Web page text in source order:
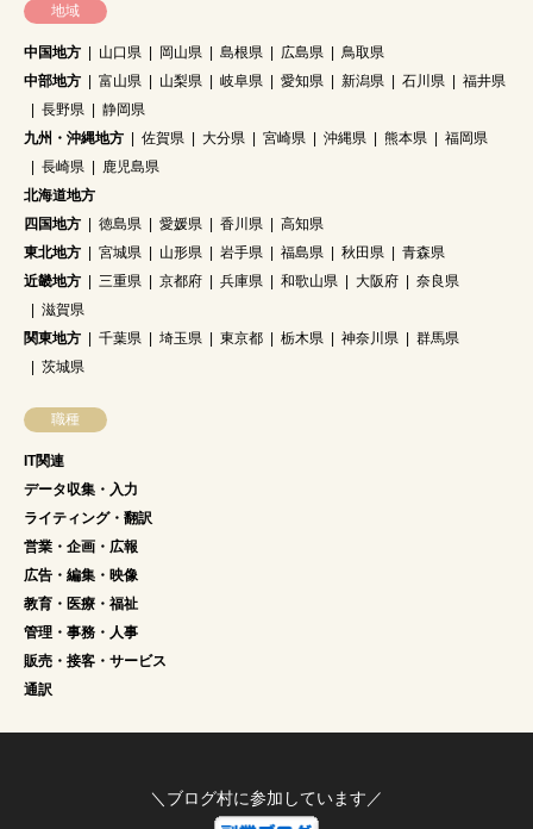
地域
中国地方 山口県 岡山県 島根県 広島県
鳥取県
中部地方
富山県 山梨県 岐阜県 愛知県 新潟県 石川県
福井県
長野県
静岡県
九州・沖縄地方
佐賀県 大分県 宮崎県 沖縄県 熊本県
福岡県
長崎県
鹿児島県
北海道地方
四国地方
徳島県 愛媛県 香川県
高知県
東北地方
宮城県 山形県 岩手県 福島県 秋田県
青森県
近畿地方
三重県 京都府 兵庫県 和歌山県 大阪府
奈良県
滋賀県
関東地方
千葉県 埼玉県 東京都 栃木県 神奈川県
群馬県
茨城県
職種
IT関連
データ収集・入力
ライティング・翻訳
営業・企画・広報
広告・編集・映像
教育・医療・福祉
管理・事務・人事
販売・接客・サービス
通訳
＼ブログ村に参加しています／